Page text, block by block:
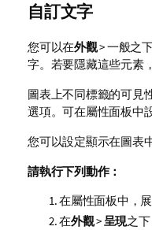
自訂文字
您可以在外觀> 一般之
字。若要隱藏這些元素
圖表上不同標籤的可見
選項。可在屬性面板中
您可以設定顯示在圖表
請執行下列動作：
在屬性面板中，
在外觀>呈現之